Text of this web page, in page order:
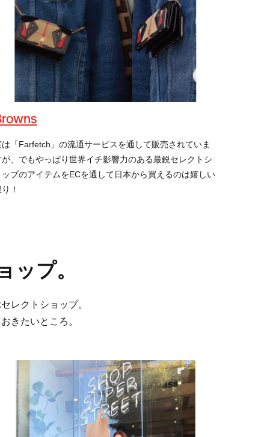
は「Farfetch」の流通サービスを通して販売されていま
が、でもやっぱり世界イチ影響力のある最鋭セレクトシ
ップのアイテムをECを通して日本から買えるのは嬉しい
！
ップ。
レクトショップ。
きたいところ。